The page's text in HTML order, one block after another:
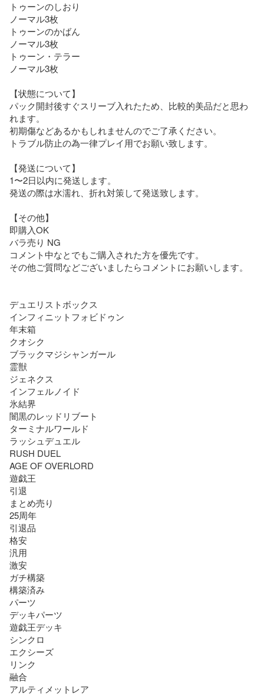
トゥーンのしおり
ノーマル3枚
トゥーンのかばん
ノーマル3枚
トゥーン・テラー
ノーマル3枚
【状態について】
パック開封後すぐスリーブ入れたため、比較的美品だと思わ
れます。
初期傷などあるかもしれませんのでご了承ください。
トラブル防止の為一律プレイ用でお願い致します。
【発送について】
1〜2日以内に発送します。
発送の際は水濡れ、折れ対策して発送致します。
【その他】
即購入OK
バラ売り NG
コメント中なとでもご購入された方を優先です。
その他ご質問などございましたらコメントにお願いします。
デュエリストボックス
インフィニットフォビドゥン
年末箱
クオシク
ブラックマジシャンガール
霊獣
ジェネクス
インフェルノイド
氷結界
闇黒のレッドリブート
ターミナルワールド
ラッシュデュエル
RUSH DUEL
AGE OF OVERLORD
遊戯王
引退
まとめ売り
25周年
引退品
格安
汎用
激安
ガチ構築
構築済み
パーツ
デッキパーツ
遊戯王デッキ
シンクロ
エクシーズ
リンク
融合
アルティメットレア